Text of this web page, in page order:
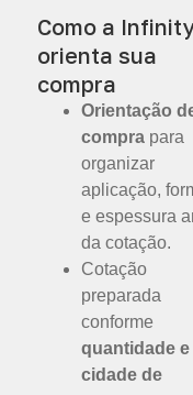
Como a
orienta sua
compra
Orientação
compra para
organizar
aplicação,
e espessura
da cotação.
Cotação
preparada
conforme
quantidade e
cidade de